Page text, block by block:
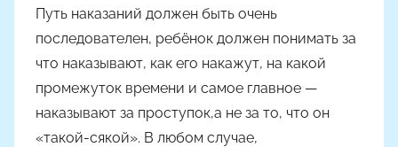
Путь наказаний должен быть очень
последователен, ребёнок должен понимать за
что наказывают, как его накажут, на какой
промежуток времени и самое главное —
наказывают за проступок,а не за то, что он
«такой-сякой». В любом случае,